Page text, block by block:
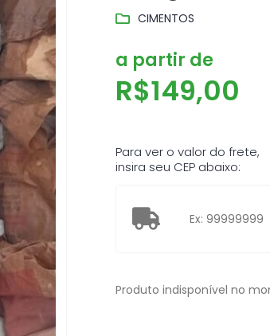
CIMENTOS
a partir de
R$149,00
Para ver o valor do frete,
insira seu CEP abaixo:
Produto indisponível no